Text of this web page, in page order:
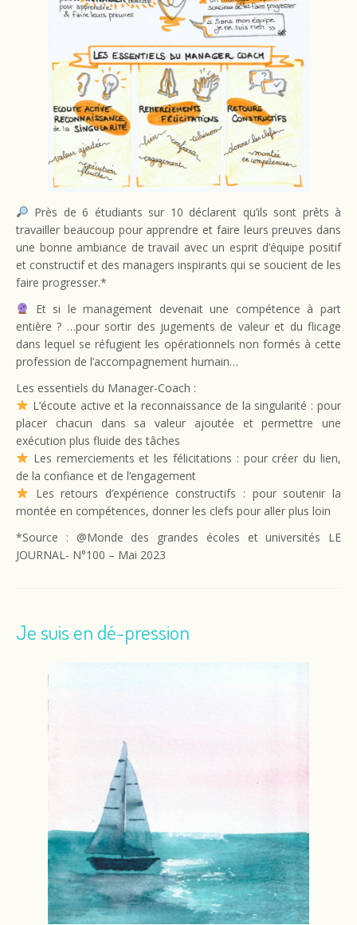
Près de 6 étudiants sur 10 déclarent qu’ils sont prêts à
travailler beaucoup pour apprendre et faire leurs preuves dans
une bonne ambiance de travail avec un esprit d’équipe positif
et constructif et des managers inspirants qui se soucient de les
faire progresser.*
Et si le management devenait une compétence à part
entière ? …pour sortir des jugements de valeur et du flicage
dans lequel se réfugient les opérationnels non formés à cette
profession de l’accompagnement humain…
Les essentiels du Manager-Coach :
L’écoute active et la reconnaissance de la singularité : pour
placer chacun dans sa valeur ajoutée et permettre une
exécution plus fluide des tâches
Les remerciements et les félicitations : pour créer du lien,
de la confiance et de l’engagement
Les retours d’expérience constructifs : pour soutenir la
montée en compétences, donner les clefs pour aller plus loin
*Source : @Monde des grandes écoles et universités LE
JOURNAL- N°100 – Mai 2023
Je suis en dé-pression